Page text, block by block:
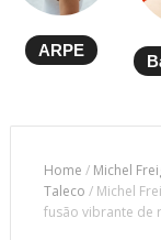
ARPE
Home / Michel
Taleco / Michel
fusão vibrante de